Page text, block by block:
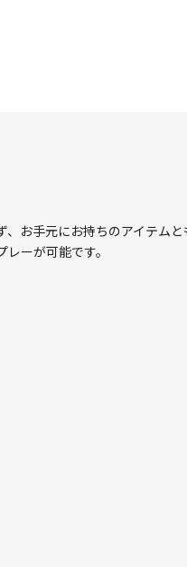
お手元にお持ちのアイテム
ーが可能です。